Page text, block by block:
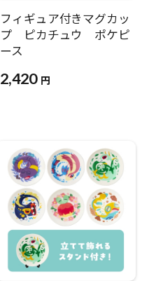
フィギュア付きマグカッ
プ ピカチュウ ポケピ
ース
2,420 円